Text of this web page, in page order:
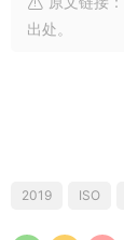
出处。
2019 ISO